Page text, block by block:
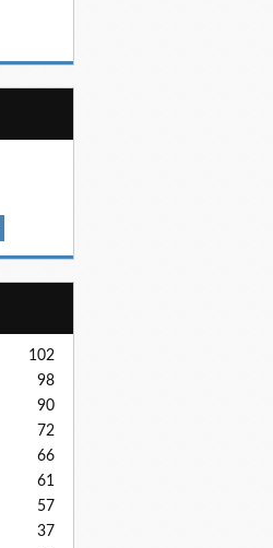
102
98
90
72
66
61
57
37